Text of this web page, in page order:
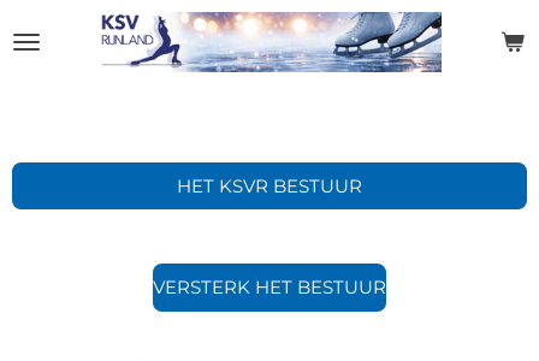
direct
HET KSVR BESTUUR
VERSTERK HET BESTUUR